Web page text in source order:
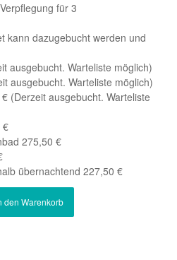
für 3
kann dazugebucht werden und
ausgebucht. Warteliste möglich)
ausgebucht. Warteliste möglich)
(Derzeit ausgebucht. Warteliste
€
275,50 €
übernachtend 227,50 €
den Warenkorb